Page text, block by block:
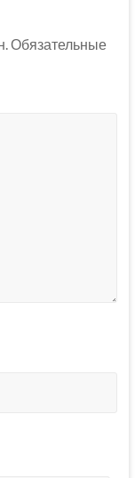
Обязательные